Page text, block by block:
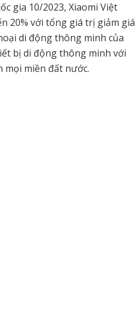
gia 10/2023, Xiaomi Việt
20% với tổng giá trị giảm giá
di động thông minh của
bị di động thông minh với
mọi miền đất nước.